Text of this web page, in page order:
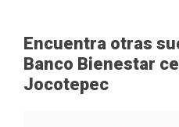
Encuentra otras
Banco Bienestar
Jocotepec